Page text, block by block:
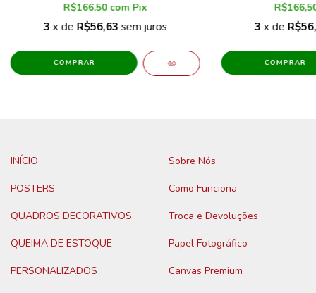
R$166,50 com Pix
3 x de R$56,63 sem juros
COMPRAR
3 x de
COMPRAR
INÍCIO
POSTERS
QUADROS DECORATIVOS
QUEIMA DE ESTOQUE
PERSONALIZADOS
Sobre Nós
Como Funciona
Troca e Devoluções
Papel Fotográfico
Canvas Premium